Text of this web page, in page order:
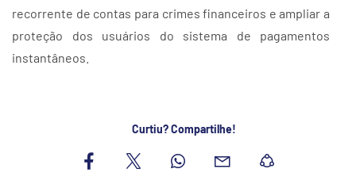
recorrente de contas para crimes financeiros e ampliar a
proteção dos usuários do sistema de pagamentos
instantâneos.
Curtiu? Compartilhe!